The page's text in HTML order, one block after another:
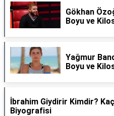
Gökhan
Boyu ve
Yağmur
Boyu ve
İbrahim Giydirir Kimdir?
Biyografisi